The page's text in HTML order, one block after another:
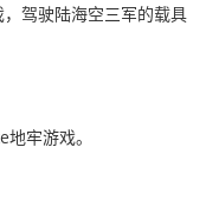
驾驶陆海空三军的载具
牢游戏。